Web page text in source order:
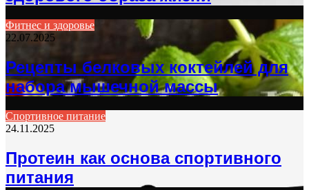
Фитнес и здоровье
22.07.2025
Рецепты белковых коктейлей для
набора мышечной массы
Спортивное питание
24.11.2025
Протеин как основа спортивного
питания